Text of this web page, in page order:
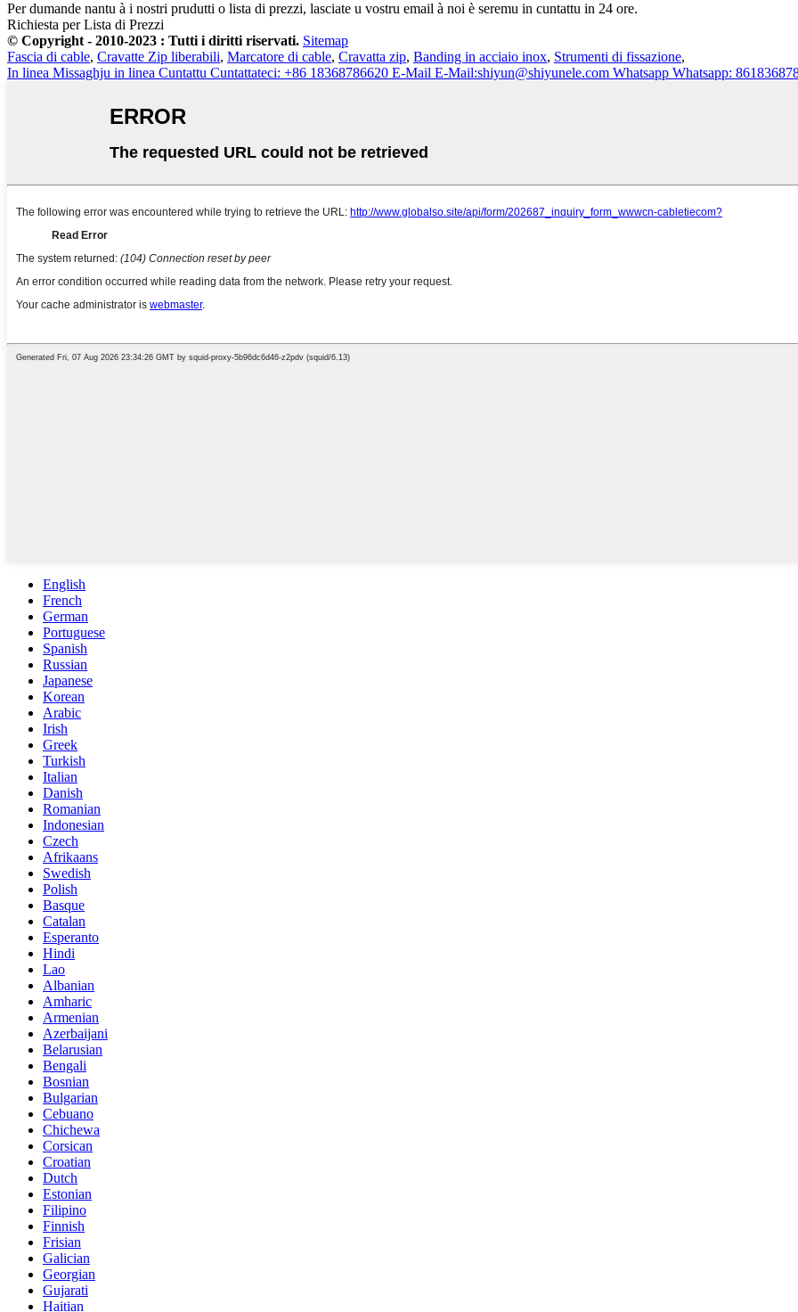
Per dumande nantu à i nostri prudutti o lista di prezzi, lasciate u vostru email à noi è seremu in cuntattu in 24 ore.
Richiesta per Lista di Prezzi
© Copyright - 2010-2023 : Tutti i diritti riservati. Sitemap
Fascia di cable, Cravatte Zip liberabili, Marcatore di cable, Cravatta zip, Banding in acciaio inox, Strumenti di fissazione,
In linea Missaghju in linea Cuntattu Cuntattateci: +86 18368786620 E-Mail E-Mail:shiyun@shiyunele.com Whatsapp Whatsapp:
English
French
German
Portuguese
Spanish
Russian
Japanese
Korean
Arabic
Irish
Greek
Turkish
Italian
Danish
Romanian
Indonesian
Czech
Afrikaans
Swedish
Polish
Basque
Catalan
Esperanto
Hindi
Lao
Albanian
Amharic
Armenian
Azerbaijani
Belarusian
Bengali
Bosnian
Bulgarian
Cebuano
Chichewa
Corsican
Croatian
Dutch
Estonian
Filipino
Finnish
Frisian
Galician
Georgian
Gujarati
Haitian